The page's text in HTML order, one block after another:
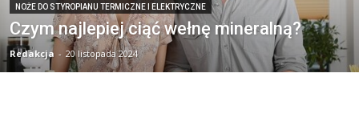
NOŻE DO STYROPIANU TERMICZNE I ELEKTRYCZNE
Czym najlepiej ciąć wełnę mineralną?
Redakcja - 20 listopada 2024